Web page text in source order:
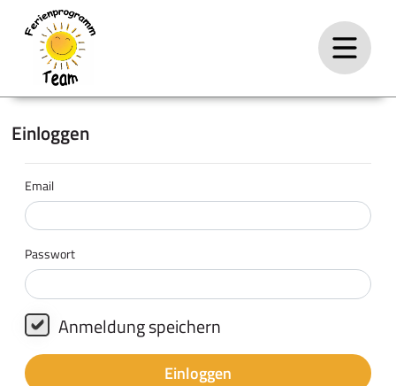
Einloggen
Email
Passwort
Anmeldung speichern
Einloggen